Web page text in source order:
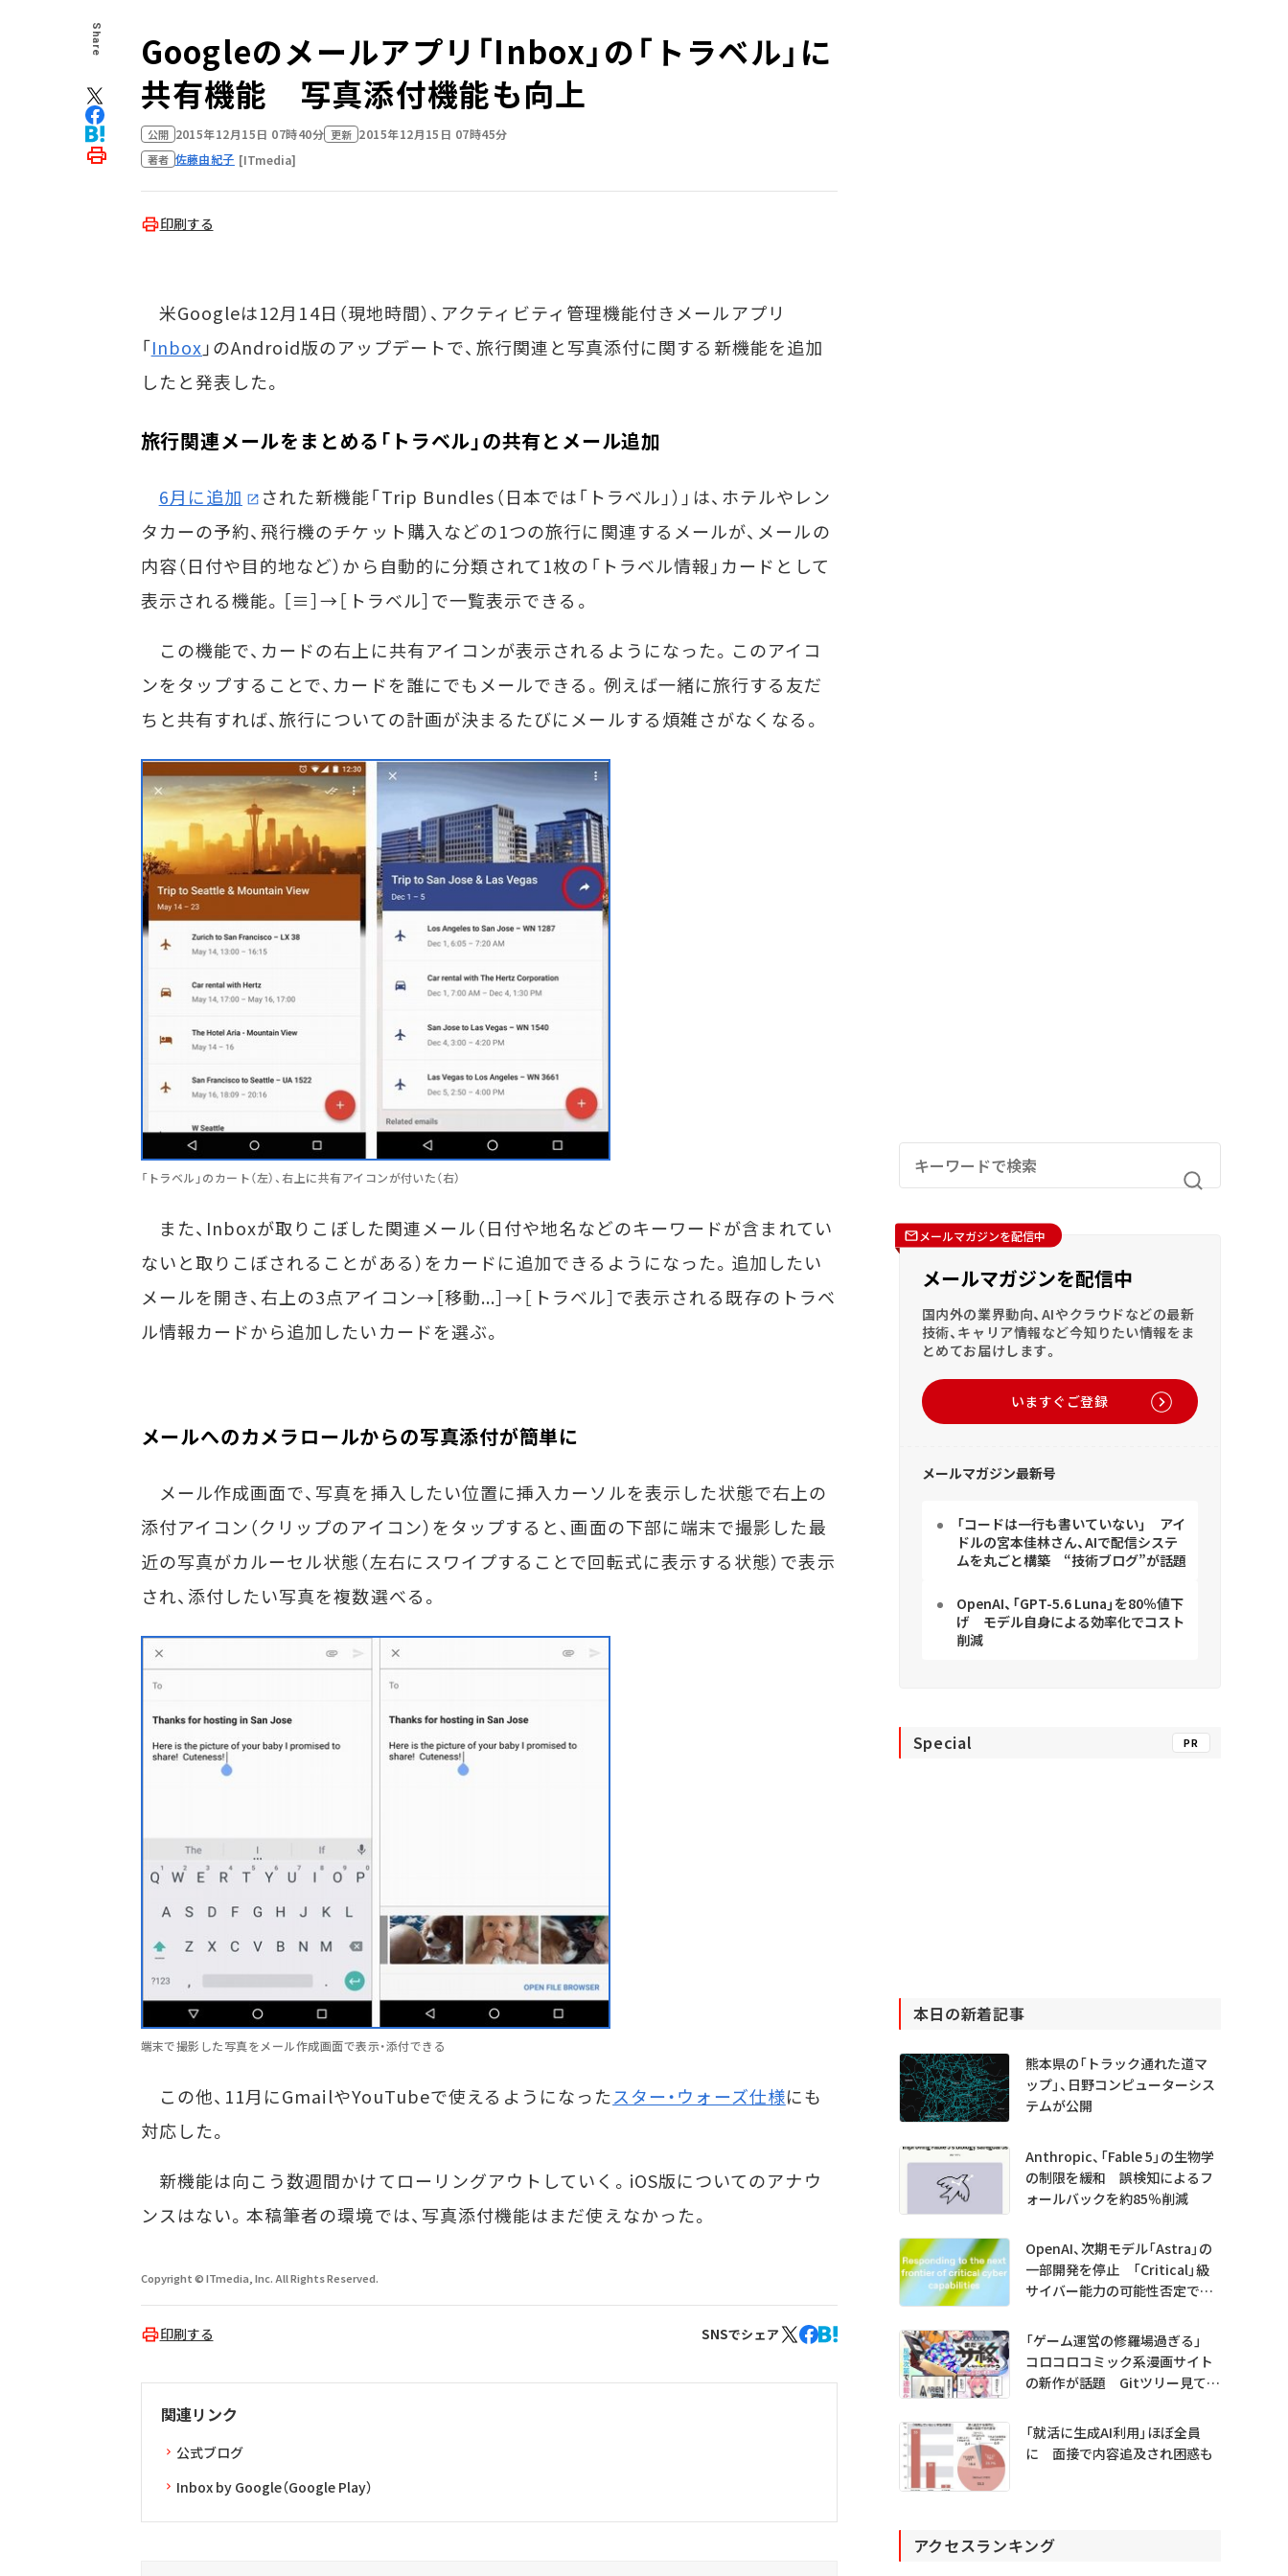
Share
Googleのメールアプリ「Inbox」の「トラベル」に
共有機能 写真添付機能も向上
公開 2015年12月15日 07時40分 更新 2015年12月15日 07時45分
著者 佐藤由紀子 [ITmedia]
印刷する
米Googleは12月14日（現地時間）、アクティビティ管理機能付きメールアプリ
「Inbox 」のAndroid版のアップデートで、旅行関連と写真添付に関する新機能を追加
したと発表した。
旅行関連メールをまとめる「トラベル」の共有とメール追加
6月に追加
された新機能「Trip Bundles（日本では「トラベル」）」は、ホテルやレン
タカーの予約、飛行機のチケット購入などの1つの旅行に関連するメールが、メールの
内容（日付や目的地など）から自動的に分類されて1枚の「トラベル情報」カードとして
表示される機能。［≡］→［トラベル］で一覧表示できる。
この機能で、カードの右上に共有アイコンが表示されるようになった。このアイコ
ンをタップすることで、カードを誰にでもメールできる。例えば一緒に旅行する友だ
ちと共有すれば、旅行についての計画が決まるたびにメールする煩雑さがなくなる。
「トラベル」のカート（左）、右上に共有アイコンが付いた（右）
また、Inboxが取りこぼした関連メール（日付や地名などのキーワードが含まれてい
ないと取りこぼされることがある）をカードに追加できるようになった。追加したい
メールを開き、右上の3点アイコン→［移動...］→［トラベル］で表示される既存のトラベ
ル情報カードから追加したいカードを選ぶ。
メールへのカメラロールからの写真添付が簡単に
メール作成画面で、写真を挿入したい位置に挿入カーソルを表示した状態で右上の
添付アイコン（クリップのアイコン）をタップすると、画面の下部に端末で撮影した最
近の写真がカルーセル状態（左右にスワイプすることで回転式に表示する状態）で表示
され、添付したい写真を複数選べる。
端末で撮影した写真をメール作成画面で表示・添付できる
この他、11月にGmailやYouTubeで使えるようになったスター・ウォーズ仕様にも
対応した。
新機能は向こう数週間かけてローリングアウトしていく。iOS版についてのアナウ
ンスはない。本稿筆者の環境では、写真添付機能はまだ使えなかった。
Copyright © ITmedia, Inc. All Rights Reserved.
印刷する SNSでシェア
関連リンク
公式ブログ
Inbox by Google（Google Play）
メールマガジンを配信中
メールマガジンを配信中
国内外の業界動向、AIやクラウドなどの最新
技術、キャリア情報など今知りたい情報をま
とめてお届けします。
いますぐご登録
メールマガジン最新号
「コードは一行も書いていない」 アイ
ドルの宮本佳林さん、AIで配信システ
ムを丸ごと構築 “技術ブログ”が話題
OpenAI、「GPT-5.6 Luna」を80％値下
げ モデル自身による効率化でコスト
削減
Special PR
本日の新着記事
熊本県の「トラック通れた道マ
ップ」、日野コンピューターシス
テムが公開
Anthropic、「Fable 5」の生物学
の制限を緩和 誤検知によるフ
ォールバックを約85％削減
OpenAI、次期モデル「Astra」の
一部開発を停止 「Critical」級
サイバー能力の可能性否定でき
「ゲーム運営の修羅場過ぎる」
コロコロコミック系漫画サイト
の新作が話題 Gitツリー見てガ
「就活に生成AI利用」ほぼ全員
に 面接で内容追及され困惑も
アクセスランキング